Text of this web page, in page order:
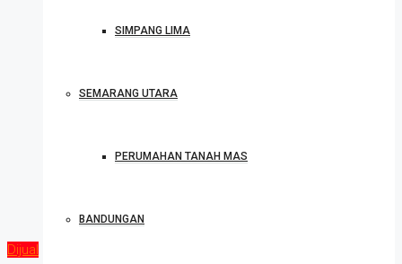
SIMPANG LIMA
SEMARANG UTARA
PERUMAHAN TANAH MAS
BANDUNGAN
Dijual